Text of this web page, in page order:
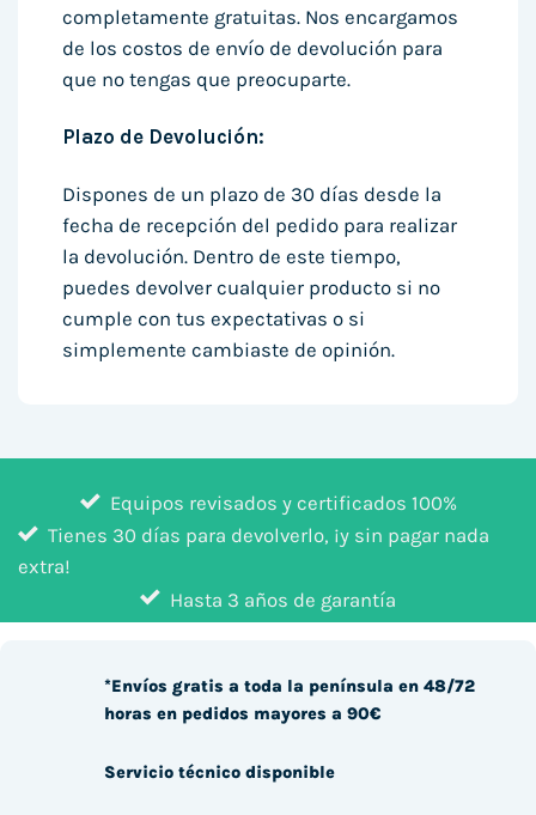
completamente gratuitas. Nos encargamos
de los costos de envío de devolución para
que no tengas que preocuparte.
Plazo de Devolución:
Dispones de un plazo de 30 días desde la
fecha de recepción del pedido para realizar
la devolución. Dentro de este tiempo,
puedes devolver cualquier producto si no
cumple con tus expectativas o si
simplemente cambiaste de opinión.
Equipos revisados y certificados 100%
Tienes 30 días para devolverlo, ¡y sin pagar nada
extra!
Hasta 3 años de garantía
*Envíos gratis a toda la península en 48/72
horas en pedidos mayores a 90€
Servicio técnico disponible